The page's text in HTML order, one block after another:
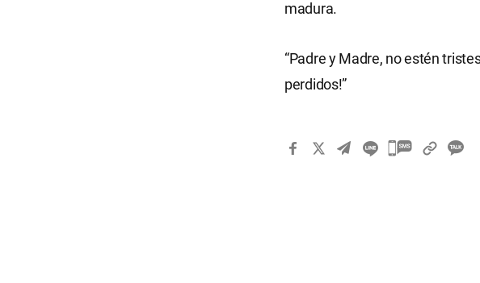
madura.
“Padre y Madre, no estén
perdidos!”
카